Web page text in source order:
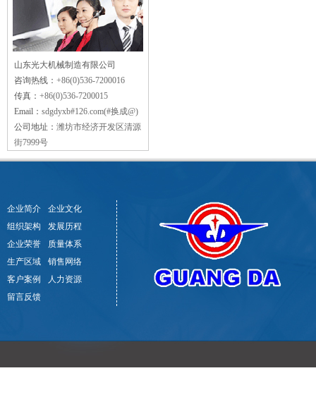
山东光大机械制造有限公司
咨询热线： +86(0)536-7200016
传真： +86(0)536-7200015
Email： sdgdyxb#126.com(#换成@)
公司地址： 潍坊市经济开发区清源
街7999号
企业简介
企业文化
组织架构
发展历程
企业荣誉
质量体系
生产区域
销售网络
客户案例
人力资源
留言反馈